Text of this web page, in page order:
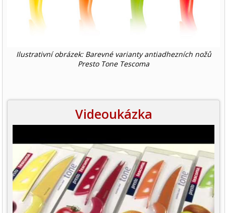
Ilustrativní obrázek: Barevné varianty antiadhezních nožů
Presto Tone Tescoma
Videoukázka